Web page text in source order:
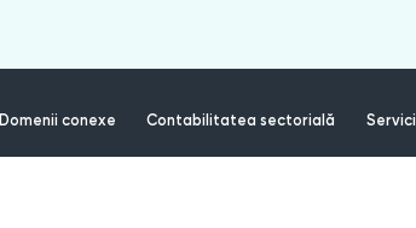
Domenii conexe Contabilitatea sectorială